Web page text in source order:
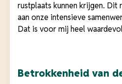
rustplaats kunnen krijgen. Dit
aan onze intensieve
Dat is voor mij heel
Betrokkenheid van